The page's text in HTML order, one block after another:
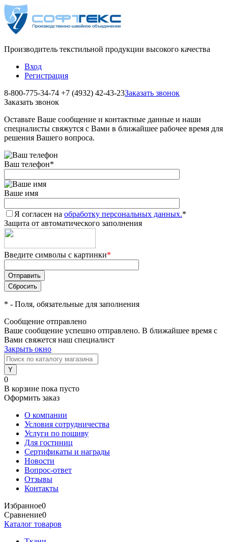
Производитель текстильной продукции высокого качества
Вход
Регистрация
8-800-775-34-74 +7 (4932) 42-43-23Заказать звонок
Заказать звонок
Оставьте Ваше сообщение и контактные данные и наши
специалисты свяжутся с Вами в ближайшее рабочее время для
решения Вашего вопроса.
Ваш телефон*
Ваше имя
Я согласен на обработку персональных данных.*
Защита от автоматического заполнения
Введите символы с картинки*
* - Поля, обязательные для заполнения
Сообщение отправлено
Ваше сообщение успешно отправлено. В ближайшее время с
Вами свяжется наш специалист
Закрыть окно
0
В корзине пока пусто
Оформить заказ
О компании
Условия сотрудничества
Услуги по пошиву
Для гостиниц
Сертификаты и награды
Новости
Вопрос-ответ
Отзывы
Контакты
Избранное0
Сравнение0
Каталог товаров